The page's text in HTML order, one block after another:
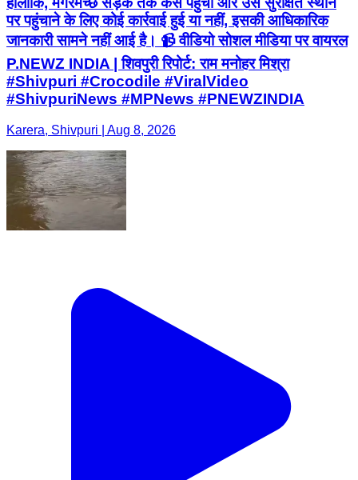
पर पहुंचाने के लिए कोई कार्रवाई हुई या नहीं, इसकी आधिकारिक
जानकारी सामने नहीं आई है। 📹 वीडियो सोशल मीडिया पर वायरल
P.NEWZ INDIA | शिवपुरी रिपोर्ट: राम मनोहर मिश्रा
#Shivpuri #Crocodile #ViralVideo
#ShivpuriNews #MPNews #PNEWZINDIA
Karera, Shivpuri | Aug 8, 2026